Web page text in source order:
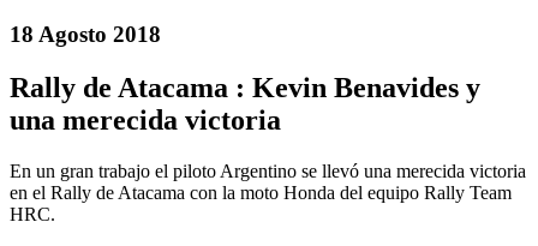
18 Agosto 2018
Rally de Atacama : Kevin Benavides y
una merecida victoria
En un gran trabajo el piloto Argentino se llevó una merecida victoria
en el Rally de Atacama con la moto Honda del equipo Rally Team
HRC.